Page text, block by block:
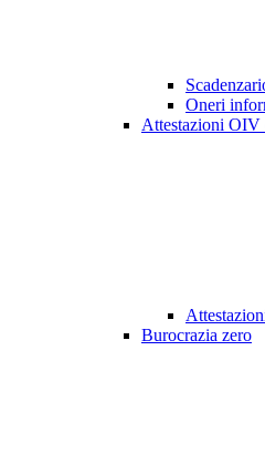
Oneri
Attestazioni OIV
Burocrazia zero